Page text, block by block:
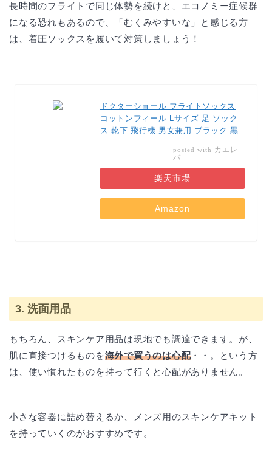
長時間のフライトで同じ体勢を続けと、エコノミー症候群
になる恐れもあるので、「むくみやすいな」と感じる方
は、着圧ソックスを履いて対策しましょう！
ドクターショール フライトソックス
コットンフィール Lサイズ 足 ソック
ス 靴下 飛行機 男女兼用 ブラック 黒
posted with カエレ
バ
楽天市場
Amazon
3. 洗面用品
もちろん、スキンケア用品は現地でも調達できます。が、
肌に直接つけるものを海外で買うのは心配・・。という方
は、使い慣れたものを持って行くと心配がありません。
小さな容器に詰め替えるか、メンズ用のスキンケアキット
を持っていくのがおすすめです。